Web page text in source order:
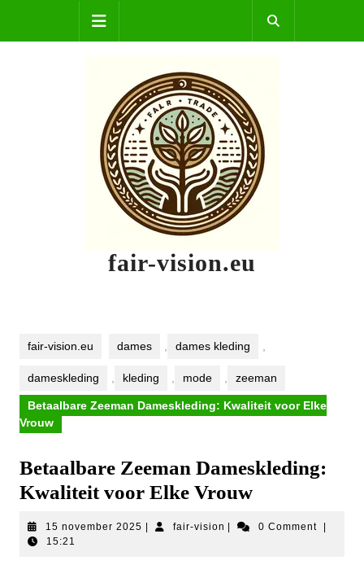
content
fair-vision.eu
fair-vision.eu dames dames kleding
dameskleding kleding mode zeeman
Betaalbare Zeeman Dameskleding: Kwaliteit voor Elke
Vrouw
Betaalbare Zeeman Dameskleding:
Kwaliteit voor Elke Vrouw
15 november 2025 15
fair-vision fair-
0 Comment
15:21